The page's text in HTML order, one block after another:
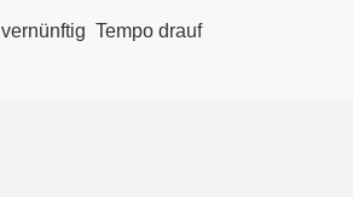
Tempo drauf